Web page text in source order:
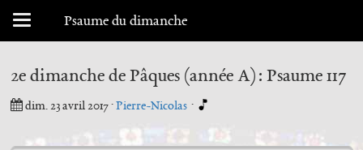
Menu déroulant
Psaume du dimanche
2e dimanche de Pâques (année A) : Psaume 117
dim. 23 avril 2017·Pierre-Nicolas ·